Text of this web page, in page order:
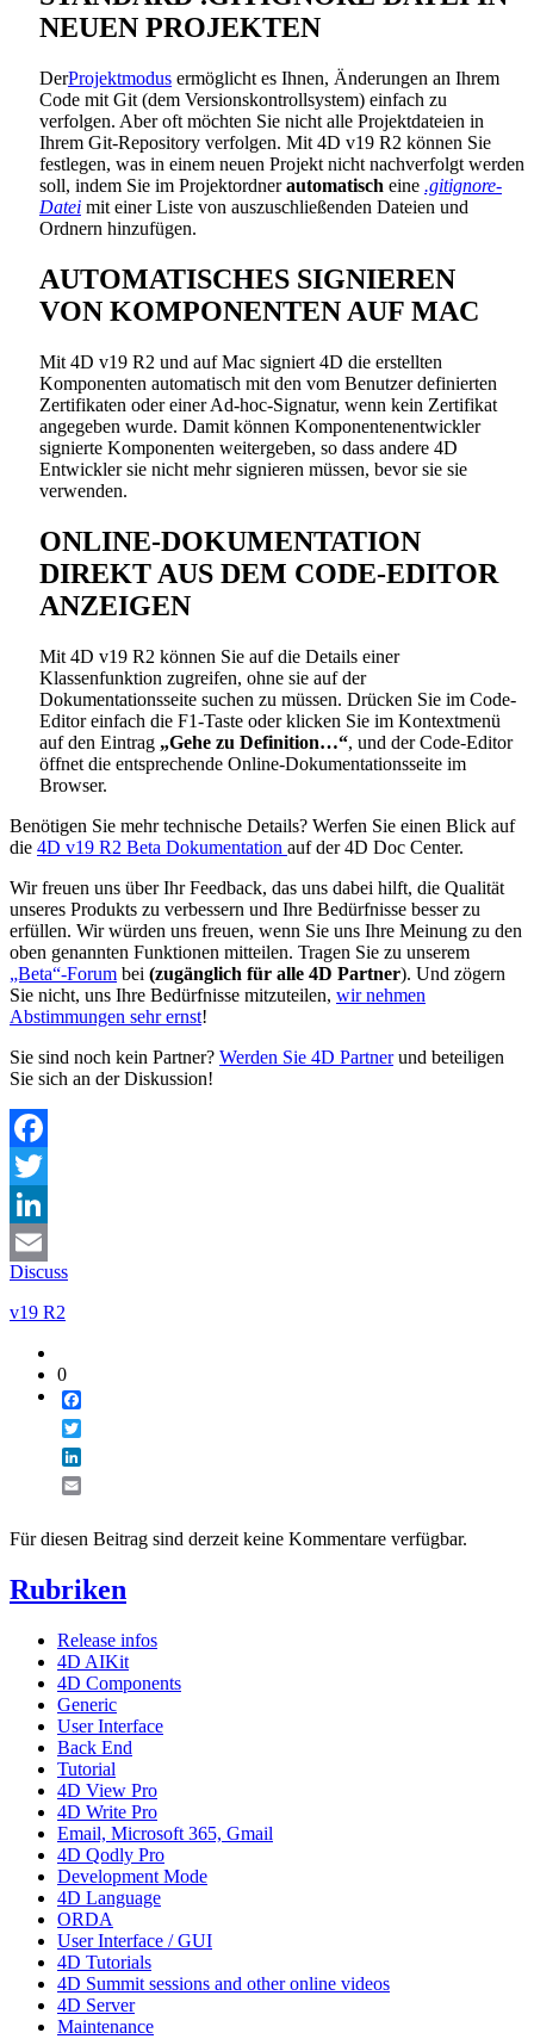
NEUEN PROJEKTEN
DerProjektmodus ermöglicht es Ihnen, Änderungen an Ihrem
Code mit Git (dem Versionskontrollsystem) einfach zu
verfolgen. Aber oft möchten Sie nicht alle Projektdateien in
Ihrem Git-Repository verfolgen. Mit 4D v19 R2 können Sie
festlegen, was in einem neuen Projekt nicht nachverfolgt werden
soll, indem Sie im Projektordnerautomatisch eine .gitignore-
Datei mit einer Liste von auszuschließenden Dateien und
Ordnern hinzufügen.
AUTOMATISCHES SIGNIEREN
VON KOMPONENTEN AUF MAC
Mit 4D v19 R2 und auf Mac signiert 4D die erstellten
Komponenten automatisch mit den vom Benutzer definierten
Zertifikaten oder einer Ad-hoc-Signatur, wenn kein Zertifikat
angegeben wurde. Damit können Komponentenentwickler
signierte Komponenten weitergeben, so dass andere 4D
Entwickler sie nicht mehr signieren müssen, bevor sie sie
verwenden.
ONLINE-DOKUMENTATION
DIREKT AUS DEM CODE-EDITOR
ANZEIGEN
Mit 4D v19 R2 können Sie auf die Details einer
Klassenfunktion zugreifen, ohne sie auf der
Dokumentationsseite suchen zu müssen. Drücken Sie im Code-
Editor einfach die F1-Taste oder klicken Sie im Kontextmenü
auf den Eintrag „Gehe zu Definition…“, und der Code-Editor
öffnet die entsprechende Online-Dokumentationsseite im
Browser.
Benötigen Sie mehr technische Details? Werfen Sie einen Blick auf
die 4D v19 R2 Beta Dokumentation auf der4D Doc Center.
Wir freuen uns über Ihr Feedback, das uns dabei hilft, die Qualität
unseres Produkts zu verbessern und Ihre Bedürfnisse besser zu
erfüllen. Wir würden uns freuen, wenn Sie uns Ihre Meinung zu den
oben genannten Funktionen mitteilen. Tragen Sie zu unserem
„Beta“-Forum bei (zugänglich für alle 4D Partner). Und zögern
Sie nicht, uns Ihre Bedürfnisse mitzuteilen, wir nehmen
Abstimmungen sehr ernst!
Sie sind noch kein Partner? Werden Sie 4D Partnerund beteiligen
Sie sich an der Diskussion!
Facebook
Twitter
LinkedIn
Email
Discuss
v19 R2
0
Für diesen Beitrag sind derzeit keine Kommentare verfügbar.
Rubriken
Release infos
4D AIKit
4D Components
Generic
User Interface
Back End
Tutorial
4D View Pro
4D Write Pro
Email, Microsoft 365, Gmail
4D Qodly Pro
Development Mode
4D Language
ORDA
User Interface / GUI
4D Tutorials
4D Summit sessions and other online videos
4D Server
Maintenance